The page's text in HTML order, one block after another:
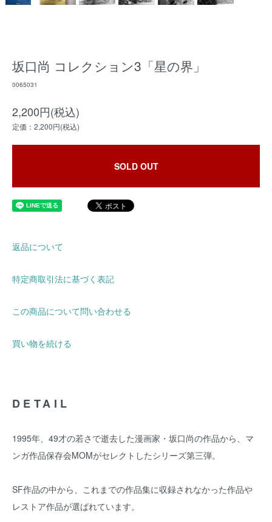
坂口尚 コレクション3「星の界」
0065031
2,200円(税込)
定価：2,200円(税込)
SOLD OUT
返品について
特定商取引法に基づく表記
この商品について問い合わせる
買い物を続ける
DETAIL
1995年、49才の若さで逝去した漫画家・坂口尚の作品から、マ
ンガ作品保存会MOMがセレクトしたシリーズ第三弾。
SF作品の中から、これまでの作品集に収録されなかった作品や
レストア作品が選ばれています。